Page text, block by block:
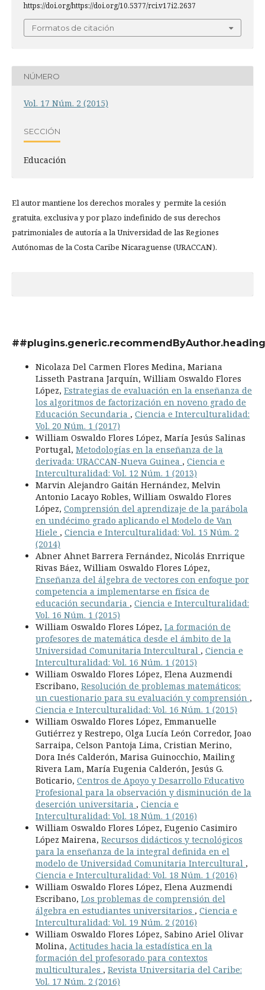
https://doi.org/https://doi.org/10.5377/rci.v17i2.2637
Formatos de citación
NÚMERO
Vol. 17 Núm. 2 (2015)
SECCIÓN
Educación
El autor mantiene los derechos morales y permite la cesión
gratuita, exclusiva y por plazo indefinido de sus derechos
patrimoniales de autoría a la Universidad de las Regiones
Autónomas de la Costa Caribe Nicaraguense (URACCAN).
Nicolaza Del Carmen Flores Medina, Mariana
Lisseth Pastrana Jarquín, William Oswaldo Flores
López, Estrategias de evaluación en la enseñanza de
los algoritmos de factorización en noveno grado de
Educación Secundaria , Ciencia e Interculturalidad:
Vol. 20 Núm. 1 (2017)
William Oswaldo Flores López, María Jesús Salinas
Portugal, Metodologías en la enseñanza de la
derivada: URACCAN-Nueva Guinea , Ciencia e
Interculturalidad: Vol. 12 Núm. 1 (2013)
Marvin Alejandro Gaitán Hernández, Melvin
Antonio Lacayo Robles, William Oswaldo Flores
López, Comprensión del aprendizaje de la parábola
en undécimo grado aplicando el Modelo de Van
Hiele , Ciencia e Interculturalidad: Vol. 15 Núm. 2
(2014)
Abner Ahnet Barrera Fernández, Nicolás Enrrique
Rivas Báez, William Oswaldo Flores López,
Enseñanza del álgebra de vectores con enfoque por
competencia a implementarse en física de
educación secundaria , Ciencia e Interculturalidad:
Vol. 16 Núm. 1 (2015)
William Oswaldo Flores López, La formación de
profesores de matemática desde el ámbito de la
Universidad Comunitaria Intercultural , Ciencia e
Interculturalidad: Vol. 16 Núm. 1 (2015)
William Oswaldo Flores López, Elena Auzmendi
Escribano, Resolución de problemas matemáticos:
un cuestionario para su evaluación y comprensión ,
Ciencia e Interculturalidad: Vol. 16 Núm. 1 (2015)
William Oswaldo Flores López, Emmanuelle
Gutiérrez y Restrepo, Olga Lucía León Corredor, Joao
Sarraipa, Celson Pantoja Lima, Cristian Merino,
Dora Inés Calderón, Marisa Guinocchio, Mailing
Rivera Lam, María Eugenia Calderón, Jesús G.
Boticario, Centros de Apoyo y Desarrollo Educativo
Profesional para la observación y disminución de la
deserción universitaria , Ciencia e
Interculturalidad: Vol. 18 Núm. 1 (2016)
William Oswaldo Flores López, Eugenio Casimiro
López Mairena, Recursos didácticos y tecnológicos
para la enseñanza de la integral definida en el
modelo de Universidad Comunitaria Intercultural ,
Ciencia e Interculturalidad: Vol. 18 Núm. 1 (2016)
William Oswaldo Flores López, Elena Auzmendi
Escribano, Los problemas de comprensión del
álgebra en estudiantes universitarios , Ciencia e
Interculturalidad: Vol. 19 Núm. 2 (2016)
William Oswaldo Flores López, Sabino Ariel Olivar
Molina, Actitudes hacia la estadística en la
formación del profesorado para contextos
multiculturales , Revista Universitaria del Caribe:
Vol. 17 Núm. 2 (2016)